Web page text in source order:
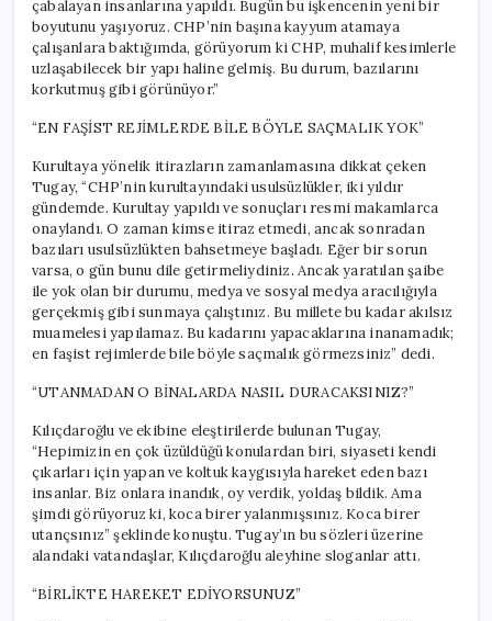
çabalayan insanlarına yapıldı. Bugün bu işkencenin yeni bir
boyutunu yaşıyoruz. CHP’nin başına kayyum atamaya
çalışanlara baktığımda, görüyorum ki CHP, muhalif kesimlerle
uzlaşabilecek bir yapı haline gelmiş. Bu durum, bazılarını
korkutmuş gibi görünüyor.”
“EN FAŞİST REJİMLERDE BİLE BÖYLE SAÇMALIK YOK”
Kurultaya yönelik itirazların zamanlamasına dikkat çeken
Tugay, “CHP’nin kurultayındaki usulsüzlükler, iki yıldır
gündemde. Kurultay yapıldı ve sonuçları resmi makamlarca
onaylandı. O zaman kimse itiraz etmedi, ancak sonradan
bazıları usulsüzlükten bahsetmeye başladı. Eğer bir sorun
varsa, o gün bunu dile getirmeliydiniz. Ancak yaratılan şaibe
ile yok olan bir durumu, medya ve sosyal medya aracılığıyla
gerçekmiş gibi sunmaya çalıştınız. Bu millete bu kadar akılsız
muamelesi yapılamaz. Bu kadarını yapacaklarına inanamadık;
en faşist rejimlerde bile böyle saçmalık görmezsiniz” dedi.
“UTANMADAN O BİNALARDA NASIL DURACAKSINIZ?”
Kılıçdaroğlu ve ekibine eleştirilerde bulunan Tugay,
“Hepimizin en çok üzüldüğü konulardan biri, siyaseti kendi
çıkarları için yapan ve koltuk kaygısıyla hareket eden bazı
insanlar. Biz onlara inandık, oy verdik, yoldaş bildik. Ama
şimdi görüyoruz ki, koca birer yalanmışsınız. Koca birer
utançsınız” şeklinde konuştu. Tugay’ın bu sözleri üzerine
alandaki vatandaşlar, Kılıçdaroğlu aleyhine sloganlar attı.
“BİRLİKTE HAREKET EDİYORSUNUZ”